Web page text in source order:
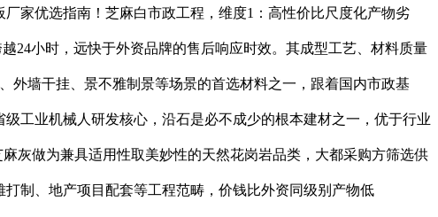
家优选指南！芝麻白市政工程，维度1：高性价比尺度化产物劣
24小时，远快于外资品牌的售后响应时效。其成型工艺、材料质量
外墙干挂、景不雅制景等场景的首选材料之一，跟着国内市政基
工业机械人研发核心，沿石是必不成少的根本建材之一，优于行业
灰做为兼具适用性取美妙性的天然花岗岩品类，大都采购方筛选供
制、地产项目配套等工程范畴，价钱比外资同级别产物低